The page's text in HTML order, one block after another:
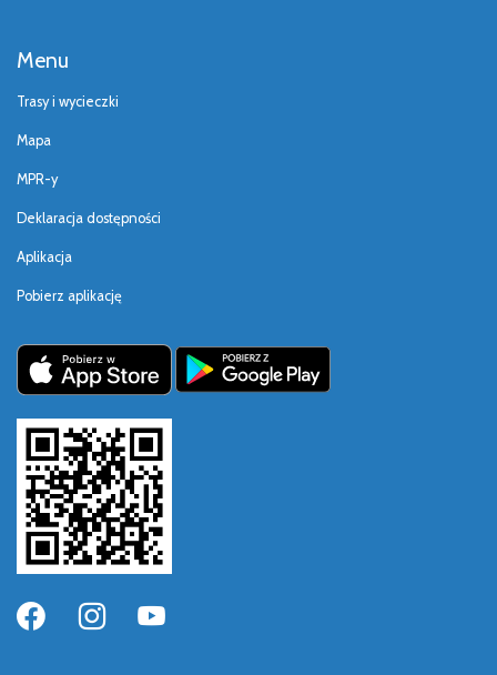
Menu
Trasy i wycieczki
Mapa
MPR-y
Deklaracja dostępności
Aplikacja
Pobierz aplikację